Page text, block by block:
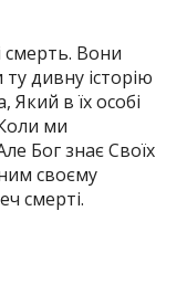
смерть. Вони
дивну історію
Який в їх особі
ми
Бог знає Своїх
своєму
смерті.